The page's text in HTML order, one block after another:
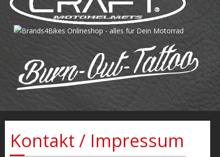
Kontakt / Impressum